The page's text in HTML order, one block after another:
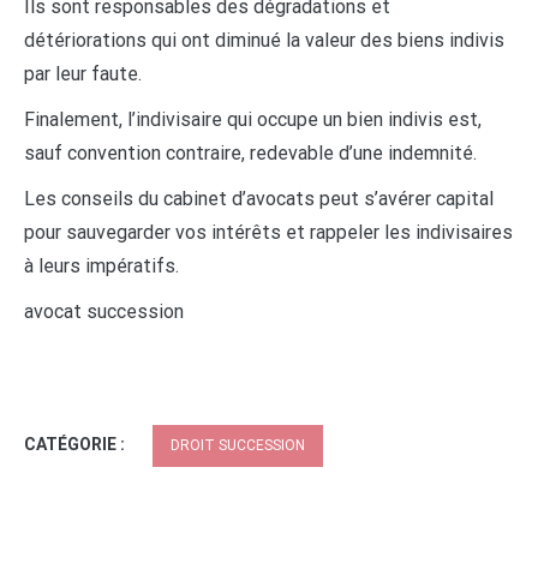
Ils sont responsables des dégradations et
détériorations qui ont diminué la valeur des biens indivis
par leur faute.
Finalement, l’indivisaire qui occupe un bien indivis est,
sauf convention contraire, redevable d’une indemnité.
Les conseils du cabinet d’avocats peut s’avérer capital
pour sauvegarder vos intérêts et rappeler les indivisaires
à leurs impératifs.
avocat succession
CATÉGORIE : DROIT SUCCESSION